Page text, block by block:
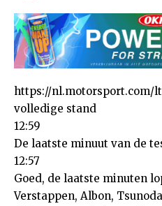
https://nl.motorsport.com/
volledige stand
12:59
De laatste minuut van de
12:57
Goed, de laatste minuten
Verstappen, Albon,